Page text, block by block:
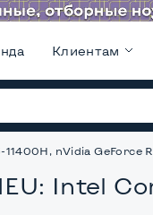
Клиентам
nVidia GeForce
Intel